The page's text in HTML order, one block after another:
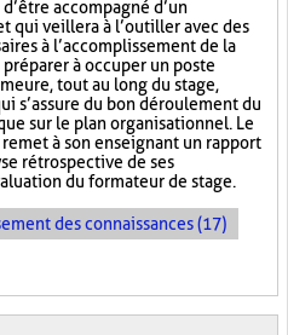
accompagné d’un
qui veillera à l’outiller avec des
à l’accomplissement de la
à occuper un poste
tout au long du stage,
s’assure du bon déroulement du
sur le plan organisationnel. Le
à son enseignant un rapport
rétrospective de ses
du formateur de stage.
des connaissances (17)